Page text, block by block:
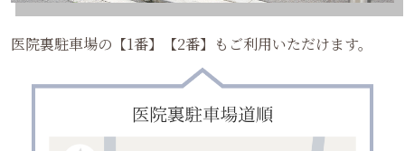
医院裏駐車場の【1番】【2番】もご利用いただけます。